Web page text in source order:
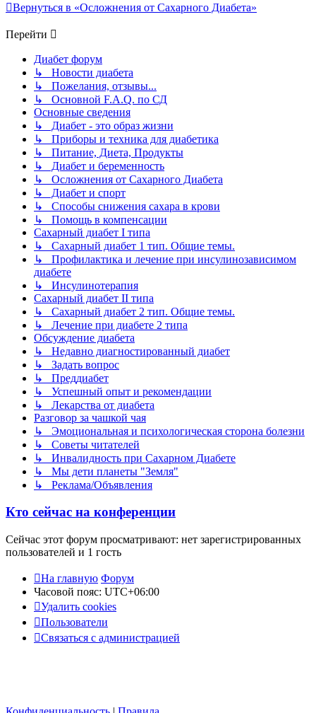
Вернуться в «Осложнения от Сахарного Диабета»
Перейти
Диабет форум
↳ Новости диабета
↳ Пожелания, отзывы...
↳ Основной F.A.Q. по СД
Основные сведения
↳ Диабет - это образ жизни
↳ Приборы и техника для диабетика
↳ Питание, Диета, Продукты
↳ Диабет и беременность
↳ Осложнения от Сахарного Диабета
↳ Диабет и спорт
↳ Способы снижения сахара в крови
↳ Помощь в компенсации
Сахарный диабет I типа
↳ Сахарный диабет 1 тип. Общие темы.
↳ Профилактика и лечение при инсулинозависимом
диабете
↳ Инсулинотерапия
Сахарный диабет II типа
↳ Сахарный диабет 2 тип. Общие темы.
↳ Лечение при диабете 2 типа
Обсуждение диабета
↳ Недавно диагностированный диабет
↳ Задать вопрос
↳ Преддиабет
↳ Успешный опыт и рекомендации
↳ Лекарства от диабета
Разговор за чашкой чая
↳ Эмоциональная и психологическая сторона болезни
↳ Советы читателей
↳ Инвалидность при Сахарном Диабете
↳ Мы дети планеты "Земля"
↳ Реклама/Объявления
Кто сейчас на конференции
Сейчас этот форум просматривают: нет зарегистрированных
пользователей и 1 гость
На главную Форум
Часовой пояс: UTC+06:00
Удалить cookies
Пользователи
Связаться с администрацией